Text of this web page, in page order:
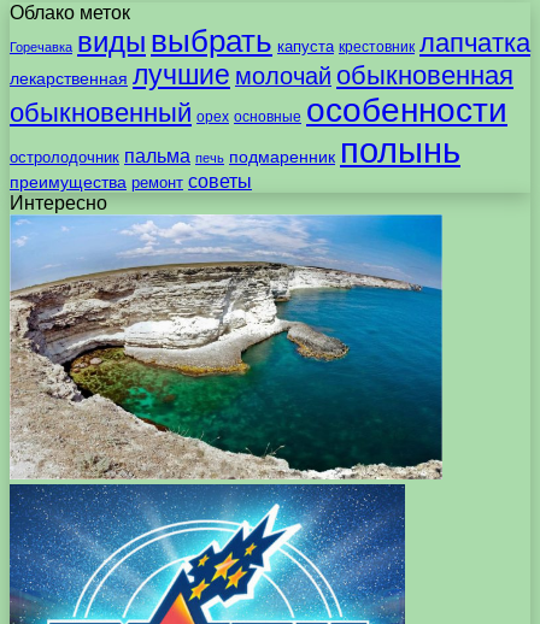
Облако меток
Горечавка виды выбрать капуста крестовник лапчатка
лекарственная лучшие молочай обыкновенная
обыкновенный орех основные особенности
остролодочник пальма печь подмаренник полынь
преимущества ремонт советы
Интересно